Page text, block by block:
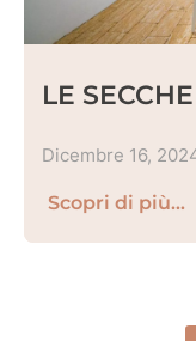
LE
Dicembre 16,
Scopri di più...